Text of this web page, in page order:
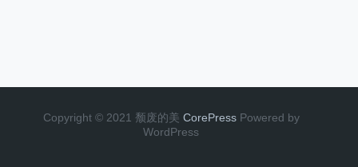
Copyright © 2021 颓废的美 CorePress Powered by
WordPress